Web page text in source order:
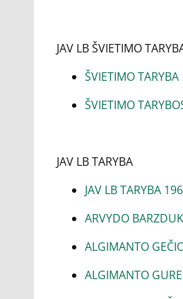
JAV LB ŠVIETIMO
ŠVIETIMO
ŠVIETIMO
JAV LB TARYBA
JAV LB TARYBA
ARVYDO
ALGIMANTO
ALGIMANTO